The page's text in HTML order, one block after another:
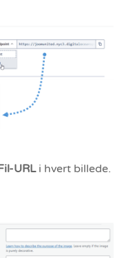
URL i hvert billede.